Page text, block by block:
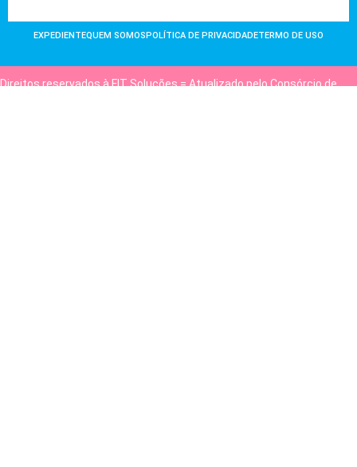
EXPEDIENTEQUEM SOMOS POLÍTICA DE PRIVACIDADETERMO DE USO
Direitos reservados à FIT Soluções = Atualizado pelo Consórcio de